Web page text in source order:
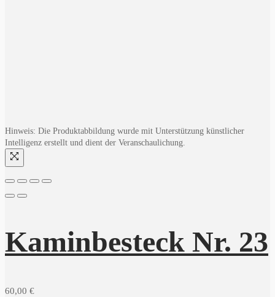
Hinweis: Die Produktabbildung wurde mit Unterstützung künstlicher
Intelligenz erstellt und dient der Veranschaulichung.
Kaminbesteck Nr. 23
60,00 €